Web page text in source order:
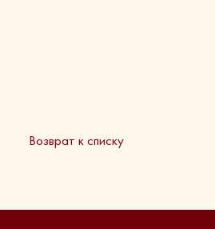
Возврат к списку